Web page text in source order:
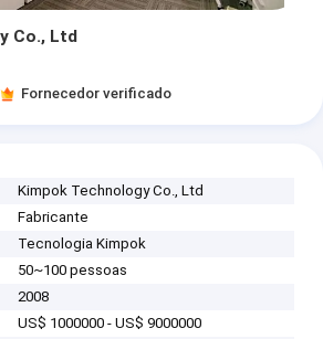
Co., Ltd
Fornecedor verificado
Kimpok Technology Co., Ltd
Fabricante
Tecnologia Kimpok
50~100 pessoas
2008
US$ 1000000 - US$ 9000000